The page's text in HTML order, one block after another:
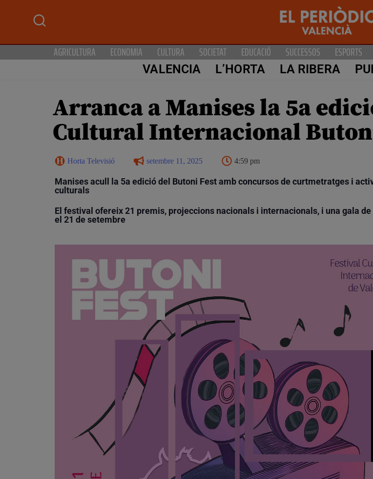
AGRICULTURA ECONOMIA CULTURA SOCIETAT EDUCACIÓ SUCCESSOS ESPORTS
VALENCIA L’HORTA LA RIBERA
Arranca a Manises la 5a
Cultural Internacional
Horta Televisió setembre 11, 2025 4:59 pm
Manises acull la 5a edició del Butoni Fest amb concursos de curtmetratges i
culturals
El festival ofereix 21 premis, projeccions nacionals i internacionals, i una gala
el 21 de setembre